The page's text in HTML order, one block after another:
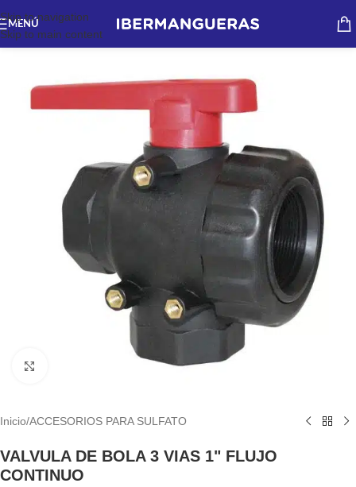
Skip to navigation
Skip to main content
MENÚ
Haga Click para agrandar
Inicio/ACCESORIOS PARA SULFATO
VALVULA DE BOLA 3 VIAS 1" FLUJO
CONTINUO